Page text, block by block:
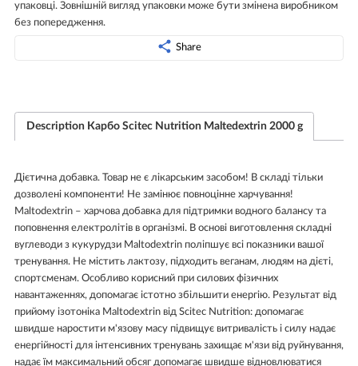
упаковці. Зовнішній вигляд упаковки може бути змінена виробником
без попередження.
Share
Description Карбо Scitec Nutrition Maltedextrin 2000 g
Дієтична добавка. Товар не є лікарським засобом! В складі тільки
дозволені компоненти! Не замінює повноцінне харчування!
Maltodextrin – харчова добавка для підтримки водного балансу та
поповнення електролітів в організмі. В основі виготовлення складні
вуглеводи з кукурудзи Maltodextrin поліпшує всі показники вашої
тренування. Не містить лактозу, підходить веганам, людям на дієті,
спортсменам. Особливо корисний при силових фізичних
навантаженнях, допомагає істотно збільшити енергію. Результат від
прийому ізотоніка Maltodextrin від Scitec Nutrition: допомагає
швидше наростити м'язову масу підвищує витривалість і силу надає
енергійності для інтенсивних тренувань захищає м'язи від руйнування,
надає їм максимальний обсяг допомагає швидше відновлюватися